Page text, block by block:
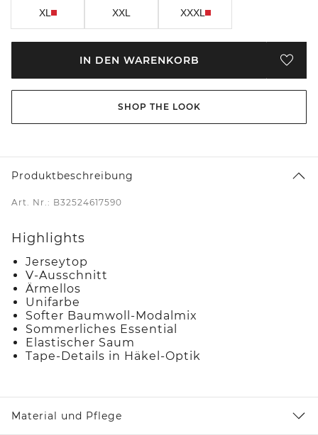
XL XXL XXXL
IN DEN WARENKORB
SHOP THE LOOK
Produktbeschreibung
Art. Nr.: B32524617590
Highlights
Jerseytop
V-Ausschnitt
Ärmellos
Unifarbe
Softer Baumwoll-Modalmix
Sommerliches Essential
Elastischer Saum
Tape-Details in Häkel-Optik
Material und Pflege